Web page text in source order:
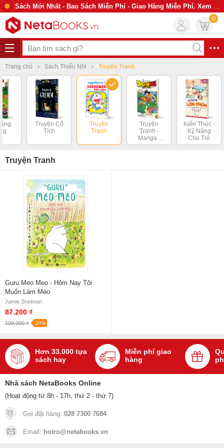
Sách Mới Nhất - Bao Sách Miễn Phí - Giao Hàng Miễn Phí. Xem Ngay
0
Trang chủ Sách Thiếu Nhi Truyện Tranh
Truyện Cổ
Tích
Truyện
Tranh
Truyện
Tranh -
Manga -
Comic
Kiến Thức -
Kỹ Năng
Cho Trẻ
Truyện Tranh
Guru Meo Meo - Hôm Nay Tôi
Muốn Làm Mèo
Jamie Shelman
87.200 ₫
109.000 ₫ -20%
Hơn 33.000 tựa
sách hay
Miễn phí giao
hàng
Nhà sách NetaBooks Online
(Hoạt động từ 8h - 17h, thứ 2 - thứ 7)
Gọi đặt hàng: 028 7300 7684
Email: hotro@netabooks.vn